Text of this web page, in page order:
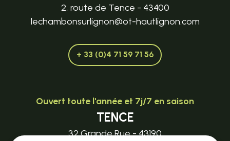
2, route de Tence - 43400
lechambonsurlignon@ot-hautlignon.com
+ 33 (0)4 71 59 71 56
Ouvert toute l'année et 7j/7 en saison
TENCE
32 Grande Rue - 43190